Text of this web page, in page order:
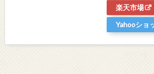
楽天市場
Yahooショ